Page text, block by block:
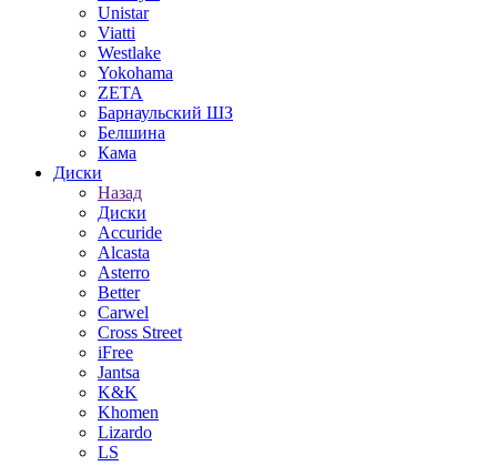
Unistar
Viatti
Westlake
Yokohama
ZETA
Барнаульский ШЗ
Белшина
Кама
Диски
Назад
Диски
Accuride
Alcasta
Asterro
Better
Carwel
Cross Street
iFree
Jantsa
K&K
Khomen
Lizardo
LS